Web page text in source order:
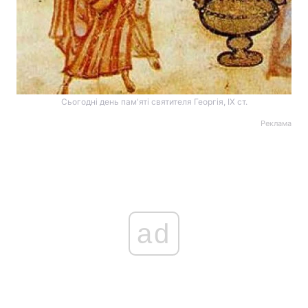
Сьогодні день пам'яті святителя Георгія, ІХ ст.
Реклама
ad